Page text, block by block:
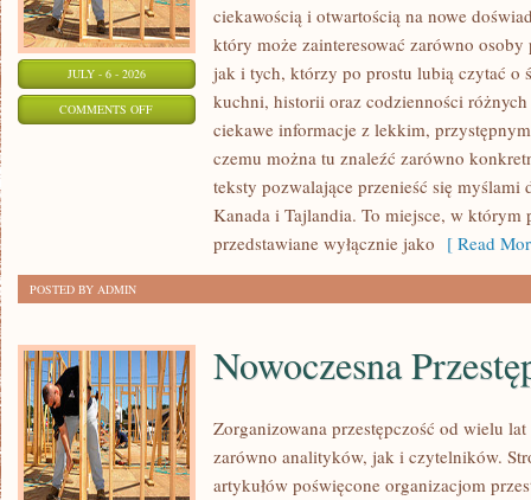
JULY - 6 - 2026
COMMENTS OFFON
ciekawością i otwartością na nowe
który może zainteresować zarówno
jak i tych, którzy po prostu lubią czytać o
kuchni, historii oraz codzienności
ciekawe informacje z lekkim,
czemu można tu znaleźć zarówno
teksty pozwalające przenieść się myślami
Kanada i Tajlandia. To miejsce, w którym
przedstawiane wyłącznie jako [ Read
POSTED BY ADMIN
Nowoczesna
Zorganizowana przestępczość od wielu
zarówno analityków, jak i czytelników.
artykułów poświęcone organizacjom